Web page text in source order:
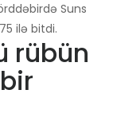
Suns
ilə bitdi.
rübün